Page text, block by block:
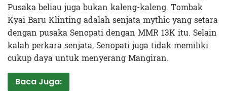
Pusaka beliau juga bukan kaleng-kaleng. Tombak
Kyai Baru Klinting adalah senjata mythic yang setara
dengan pusaka Senopati dengan MMR 13K itu. Selain
kalah perkara senjata, Senopati juga tidak memiliki
cukup daya untuk menyerang Mangiran.
Baca Juga: